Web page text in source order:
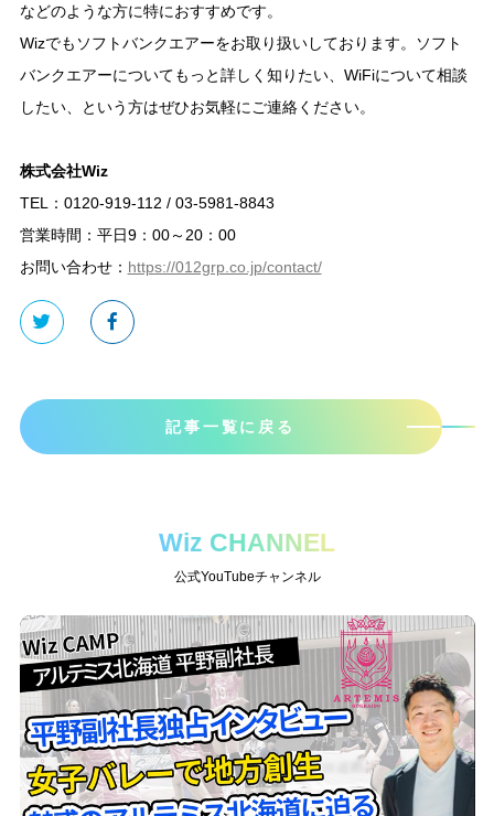
などのような方に特におすすめです。
Wizでもソフトバンクエアーをお取り扱いしております。ソフト
バンクエアーについてもっと詳しく知りたい、WiFiについて相談
したい、という方はぜひお気軽にご連絡ください。
株式会社Wiz
TEL：0120-919-112 / 03-5981-8843
営業時間：平日9：00～20：00
お問い合わせ： https://012grp.co.jp/contact/
記事一覧に戻る
Wiz CHANNEL
公式YouTubeチャンネル